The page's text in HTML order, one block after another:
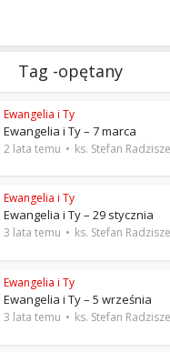
Tag -opętany
Ewangelia i Ty
Ewangelia i Ty – 7 marca
2 lata temu ks. Stefan
Ewangelia i Ty
Ewangelia i Ty – 29 stycznia
3 lata temu ks. Stefan
Ewangelia i Ty
Ewangelia i Ty – 5 września
3 lata temu ks. Stefan